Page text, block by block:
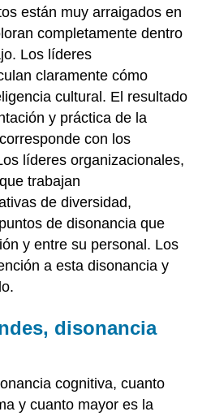
están muy arraigados en
completamente dentro
Los líderes
claramente cómo
cultural. El resultado
y práctica de la
con los
líderes organizacionales,
trabajan
de diversidad,
de disonancia que
y entre su personal. Los
a esta disonancia y
disonancia
cognitiva, cuanto
y cuanto mayor es la